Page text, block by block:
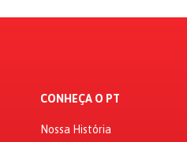
CONHEÇA O PT
Nossa História